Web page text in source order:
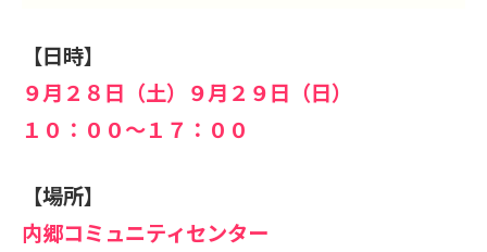
【日時】
９月２８日（土）９月２９日（日）
１０：００～１７：００
【場所】
内郷コミュニティセンター